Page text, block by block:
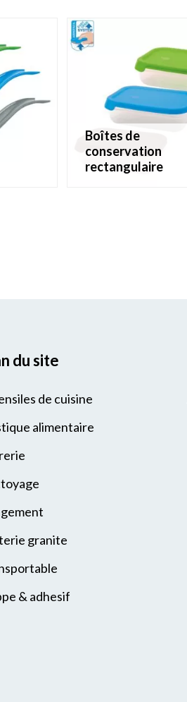
boîtes de
conservation
rectangulaire
du site
de cuisine
alimentaire
granite
& adhesif